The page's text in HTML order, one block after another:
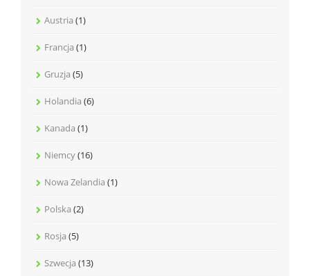
Austria (1)
Francja (1)
Gruzja (5)
Holandia (6)
Kanada (1)
Niemcy(16)
Nowa Zelandia (1)
Polska (2)
Rosja (5)
Szwecja (13)